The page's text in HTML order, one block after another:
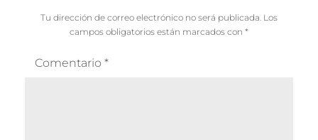
Tu dirección de correo electrónico no será publicada. Los
campos obligatorios están marcados con *
Comentario *